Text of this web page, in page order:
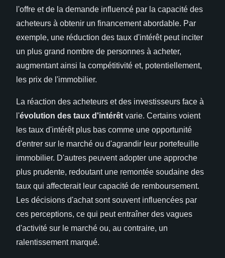
l'offre et de la demande influencé par la capacité des
acheteurs à obtenir un financement abordable. Par
exemple, une réduction des taux d'intérêt peut inciter
un plus grand nombre de personnes à acheter,
augmentant ainsi la compétitivité et, potentiellement,
les prix de l'immobilier.
La réaction des acheteurs et des investisseurs face à
l'évolution des taux d'intérêt varie. Certains voient
les taux d'intérêt plus bas comme une opportunité
d'entrer sur le marché ou d'agrandir leur portefeuille
immobilier. D'autres peuvent adopter une approche
plus prudente, redoutant une remontée soudaine des
taux qui affecterait leur capacité de remboursement.
Les décisions d'achat sont souvent influencées par
ces perceptions, ce qui peut entraîner des vagues
d'activité sur le marché ou, au contraire, un
ralentissement marqué.